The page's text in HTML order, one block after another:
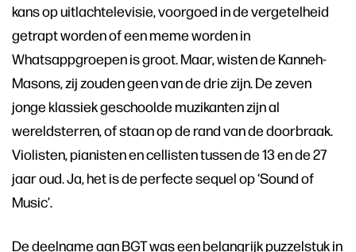
kans op uitlachtelevisie, voorgoed in de vergetelheid
getrapt worden of een meme worden in
Whatsappgroepen is groot. Maar, wisten de Kanneh-
Masons, zij zouden geen van de drie zijn. De zeven
jonge klassiek geschoolde muzikanten zijn al
wereldsterren, of staan op de rand van de doorbraak.
Violisten, pianisten en cellisten tussen de 13 en de 27
jaar oud. Ja, het is de perfecte sequel op ‘Sound of
Music’.
De deelname aan BGT was een belangrijk puzzelstuk in